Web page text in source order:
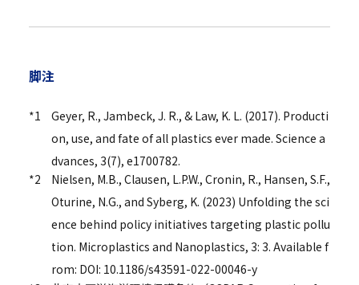
脚注
*1
Geyer, R., Jambeck, J. R., & Law, K. L. (2017). Producti
on, use, and fate of all plastics ever made. Science a
dvances, 3(7), e1700782.
*2
Nielsen, M.B., Clausen, L.P.W., Cronin, R., Hansen, S.F.,
Oturine, N.G., and Syberg, K. (2023) Unfolding the sci
ence behind policy initiatives targeting plastic pollu
tion. Microplastics and Nanoplastics, 3: 3. Available f
rom: DOI: 10.1186/s43591-022-00046-y